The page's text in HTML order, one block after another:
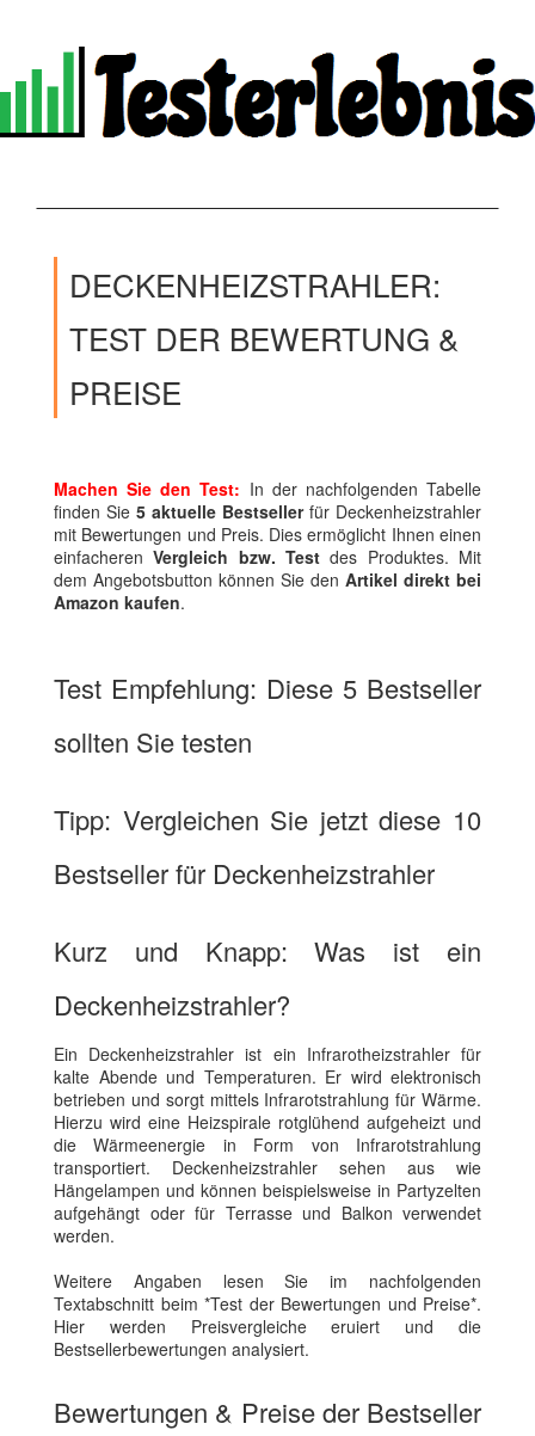
DECKENHEIZSTRAHLER:
TEST DER BEWERTUNG &
PREISE
Machen Sie den Test: In der nachfolgenden Tabelle
finden Sie 5 aktuelle Bestsellerfür Deckenheizstrahler
mit Bewertungen und Preis. Dies ermöglicht Ihnen einen
einfacherenVergleich bzw. Test des Produktes. Mit
dem Angebotsbutton können Sie den Artikel direkt bei
Amazon kaufen.
Test Empfehlung: Diese 5 Bestseller
sollten Sie testen
Tipp: Vergleichen Sie jetzt diese 10
Bestseller für Deckenheizstrahler
Kurz und Knapp: Was ist ein
Deckenheizstrahler?
Ein Deckenheizstrahler ist ein Infrarotheizstrahler für
kalte Abende und Temperaturen. Er wird elektronisch
betrieben und sorgt mittels Infrarotstrahlung für Wärme.
Hierzu wird eine Heizspirale rotglühend aufgeheizt und
die Wärmeenergie in Form von Infrarotstrahlung
transportiert. Deckenheizstrahler sehen aus wie
Hängelampen und können beispielsweise in Partyzelten
aufgehängt oder für Terrasse und Balkon verwendet
werden.
Weitere Angaben lesen Sie im nachfolgenden
Textabschnitt beim *Test der Bewertungen und Preise*.
Hier werden Preisvergleiche eruiert und die
Bestsellerbewertungen analysiert.
Bewertungen & Preise der Bestseller